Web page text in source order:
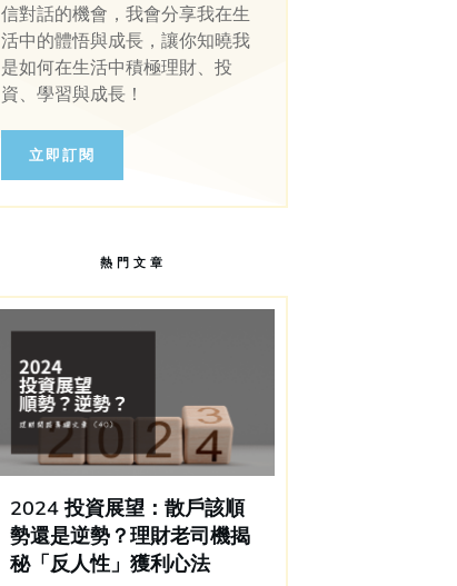
信對話的機會，我會分享我在生
活中的體悟與成長，讓你知曉我
是如何在生活中積極理財、投
資、學習與成長！
立即訂閱
熱門文章
2024 投資展望：散戶該順
勢還是逆勢？理財老司機揭
秘「反人性」獲利心法